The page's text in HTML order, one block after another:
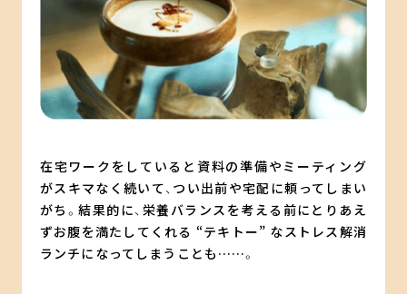
在宅ワークをしていると資料の準備やミーティング
がスキマなく続いて、つい出前や宅配に頼ってしまい
がち。結果的に、栄養バランスを考える前にとりあえ
ずお腹を満たしてくれる “テキトー” なストレス解消
ランチになってしまうことも……。